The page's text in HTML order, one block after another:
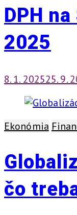
DPH
2025
8. 1. 202525. 9.
Ekonómia
čo